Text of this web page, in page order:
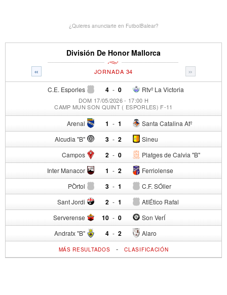
¿Quieres anunciarte en FutbolBalear?
División De Honor Mallorca
« »
JORNADA 34
C.E. Esporles 4 - Rtvº La Victoria
0
DOM 17/05/2026 - 17:00 H
CAMP MUN SON QUINT ( ESPORLES) F-11
Arenal 1 - Santa Catalina Atº
1
Alcudia "B" 3 - Sineu
2
Campos 2 - Platges de Calvia "B"
0
Inter Manacor 1 - Ferriolense
2
PÒrtol 3 - C.F. SÓller
1
Sant Jordi 2 - AtlÉtico Rafal
1
Serverense 10 - Son VerÍ
0
Andratx "B" 4 - Alaro
2
MÁS RESULTADOS -CLASIFICACIÓN